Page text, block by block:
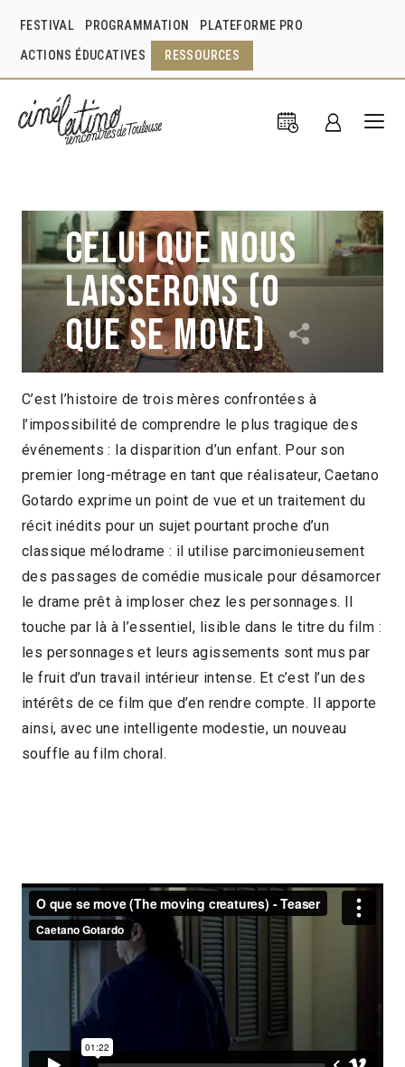
FESTIVAL PROGRAMMATION PLATEFORME PRO
ACTIONS ÉDUCATIVES RESSOURCES
Celui que nous
laisserons (O
que se move)
Caetano Gotardo Brésil 2012
1h37
2013 > Compétition Long-métrage de fiction
C’est l’histoire de trois mères confrontées à
l’impossibilité de comprendre le plus tragique des
événements : la disparition d’un enfant. Pour son
premier long-métrage en tant que réalisateur, Caetano
Gotardo exprime un point de vue et un traitement du
récit inédits pour un sujet pourtant proche d’un
classique mélodrame : il utilise parcimonieusement
des passages de comédie musicale pour désamorcer
le drame prêt à imploser chez les personnages. Il
touche par là à l’essentiel, lisible dans le titre du film :
les personnages et leurs agissements sont mus par
le fruit d’un travail intérieur intense. Et c’est l’un des
intérêts de ce film que d’en rendre compte. Il apporte
ainsi, avec une intelligente modestie, un nouveau
souffle au film choral.